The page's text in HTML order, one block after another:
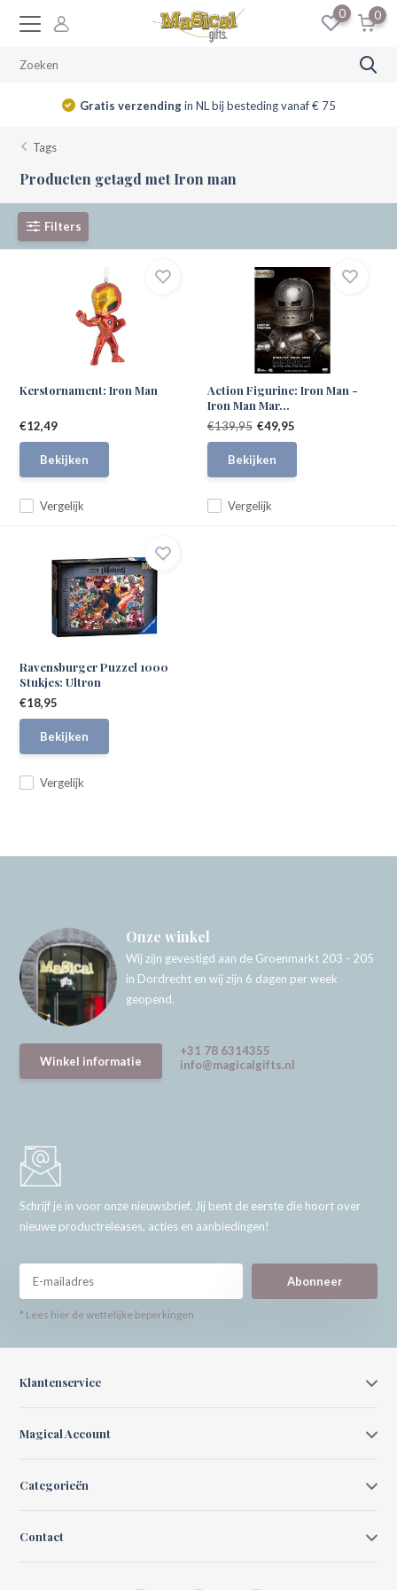
0 0
Gratis verzendingin NL bij besteding vanaf € 75
Tags
Producten getagd met Iron man
Filters
Kerstornament: Iron Man
Vergelijk
€12,49
Bekijken
Action Figurine: Iron Man -
Iron Man Mar...
Vergelijk
€139,95 €49,95
Bekijken
Ravensburger Puzzel 1000
Stukjes: Ultron
Vergelijk
€18,95
Bekijken
Onze winkel
Wij zijn gevestigd aan de Groenmarkt 203 - 205
in Dordrecht en wij zijn 6 dagen per week
geopend.
Winkel informatie
+31 78 6314355
info@magicalgifts.nl
Schrijf je in voor onze nieuwsbrief. Jij bent de eerste die hoort over
nieuwe productreleases, acties en aanbiedingen!
Abonneer
* Lees hier de wettelijke beperkingen
Klantenservice
Magical Account
Categorieën
Contact